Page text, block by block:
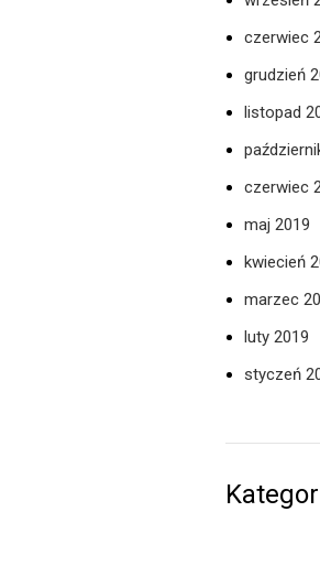
czerwiec
grudzień
listopad
czerwiec
maj 2019
kwiecień
marzec
luty 2019
styczeń